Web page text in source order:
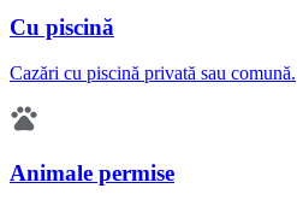
Cu piscină
Cazări cu piscină privată sau comună.
Animale permise